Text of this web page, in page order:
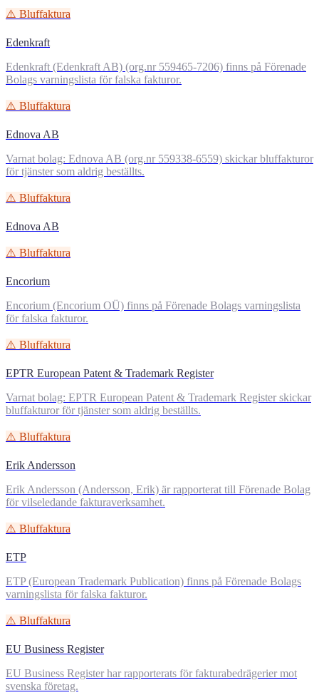
⚠️ Bluffaktura
Edenkraft
Edenkraft (Edenkraft AB) (org.nr 559465-7206) finns på Förenade
Bolags varningslista för falska fakturor.
⚠️ Bluffaktura
Ednova AB
Varnat bolag: Ednova AB (org.nr 559338-6559) skickar bluffakturor
för tjänster som aldrig beställts.
⚠️ Bluffaktura
Ednova AB
⚠️ Bluffaktura
Encorium
Encorium (Encorium OÜ) finns på Förenade Bolags varningslista
för falska fakturor.
⚠️ Bluffaktura
EPTR European Patent & Trademark Register
Varnat bolag: EPTR European Patent & Trademark Register skickar
bluffakturor för tjänster som aldrig beställts.
⚠️ Bluffaktura
Erik Andersson
Erik Andersson (Andersson, Erik) är rapporterat till Förenade Bolag
för vilseledande fakturaverksamhet.
⚠️ Bluffaktura
ETP
ETP (European Trademark Publication) finns på Förenade Bolags
varningslista för falska fakturor.
⚠️ Bluffaktura
EU Business Register
EU Business Register har rapporterats för fakturabedrägerier mot
svenska företag.